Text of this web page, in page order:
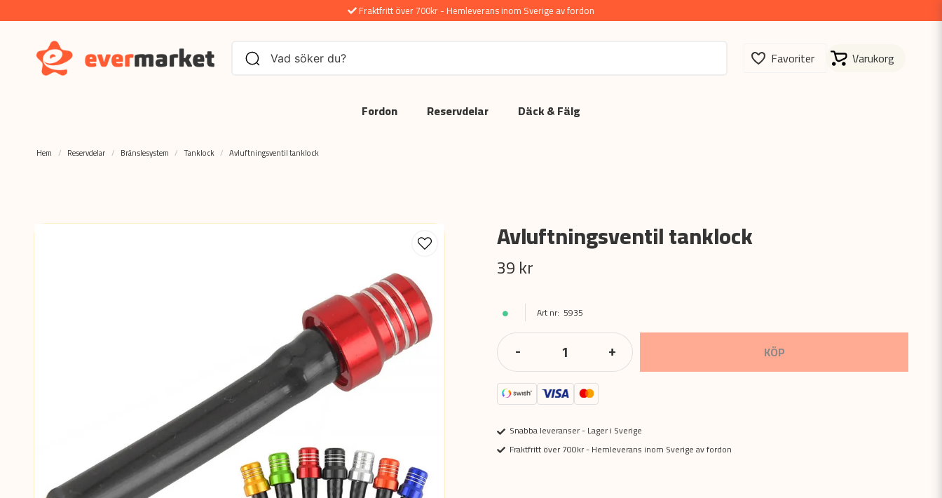
Fraktfritt över 700kr - Hemleverans inom Sverige av fordon
Fordon Reservdelar Däck & Fälg
Hem Reservdelar Bränslesystem Tanklock Avluftningsventil tanklock
Avluftningsventil tanklock
39 kr
5935
- + KÖP
Snabba leveranser - Lager i Sverige
Fraktfritt över 700kr - Hemleverans inom Sverige av fordon